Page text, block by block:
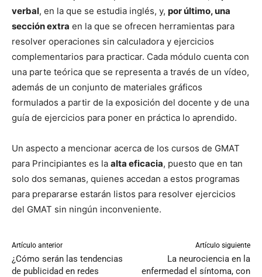
verbal, en la que se estudia inglés, y, por último, una
sección extra en la que se ofrecen herramientas para
resolver operaciones sin calculadora y ejercicios
complementarios para practicar. Cada módulo cuenta con
una parte teórica que se representa a través de un vídeo,
además de un conjunto de materiales gráficos
formulados a partir de la exposición del docente y de una
guía de ejercicios para poner en práctica lo aprendido.
Un aspecto a mencionar acerca de los cursos de GMAT
para Principiantes es la alta eficacia, puesto que en tan
solo dos semanas, quienes accedan a estos programas
para prepararse estarán listos para resolver ejercicios
del GMAT sin ningún inconveniente.
Artículo anterior
¿Cómo serán las tendencias
de publicidad en redes
Artículo siguiente
La neurociencia en la
enfermedad el síntoma, con